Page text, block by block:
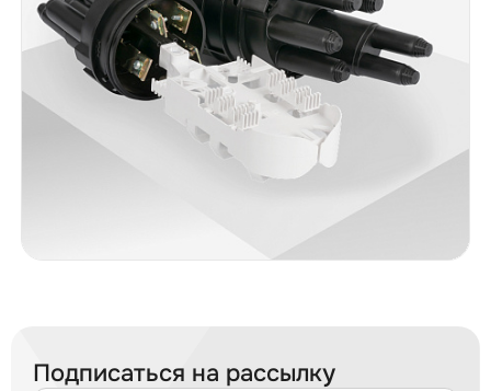
Подписаться на рассылку